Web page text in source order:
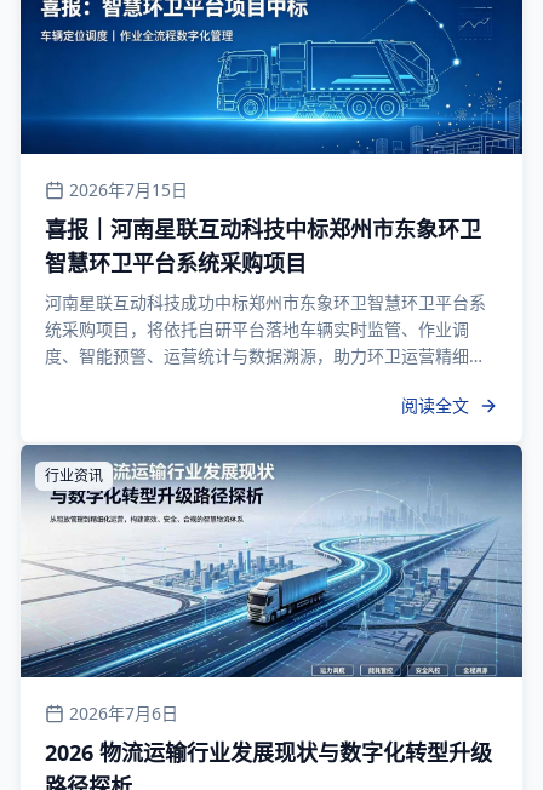
2026年7月15日
喜报｜河南星联互动科技中标郑州市东象环卫
智慧环卫平台系统采购项目
河南星联互动科技成功中标郑州市东象环卫智慧环卫平台系
统采购项目，将依托自研平台落地车辆实时监管、作业调
度、智能预警、运营统计与数据溯源，助力环卫运营精细
阅读全文
行业资讯
2026年7月6日
2026 物流运输行业发展现状与数字化转型升级